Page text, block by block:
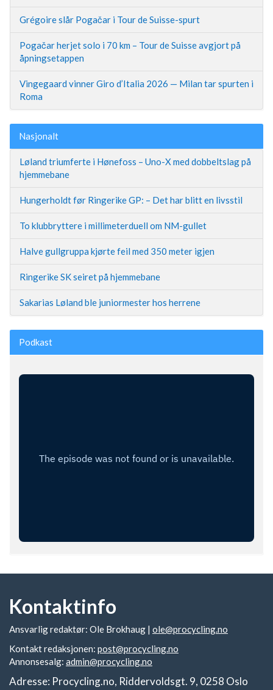
Grégoire slår Pogačar i Tour de Suisse-spurt
Pogačar herjet solo i 70 km – Tour de Suisse avgjort på
åpningsetappen
Vingegaard vinner Giro d’Italia 2026 — Milan tar spurten i
Roma
Nasjonalt
Løland triumferte i Hønefoss – Uno-X med dobbeltslag på
hjemmebane
Hungerholdt før Ringerike GP: – Det har blitt en livsstil
To klubbryttere i millimeterduell om NM-gullet
Halve gullgruppa kjørte feil med 350 meter igjen
Ringerike SK seiret på hjemmebane
Sakarias Løland ble juniormester hos herrene
Podkast
Kontaktinfo
Ansvarlig redaktør: Ole Brokhaug | ole@procycling.no
Kontakt redaksjonen: post@procycling.no
Annonsesalg: admin@procycling.no
Adresse: Procycling.no, Riddervoldsgt. 9, 0258 Oslo